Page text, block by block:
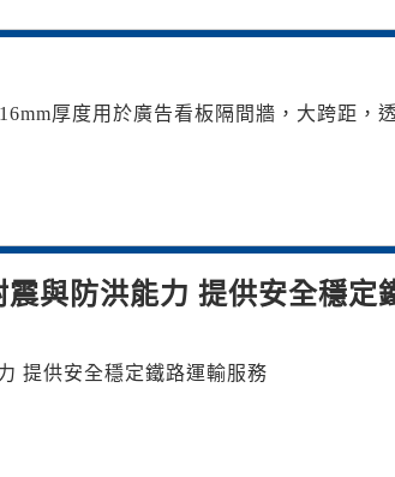
厚度用於廣告看板隔間牆，大跨距，
與防洪能力 提供安全穩定
提供安全穩定鐵路運輸服務